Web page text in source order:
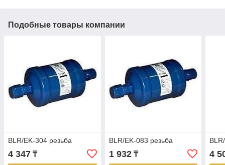
Подобные товары компании
BLR/EK-304 резьба
4 347 ₸
BLR/EK-083 резьба
1 932₸ 4